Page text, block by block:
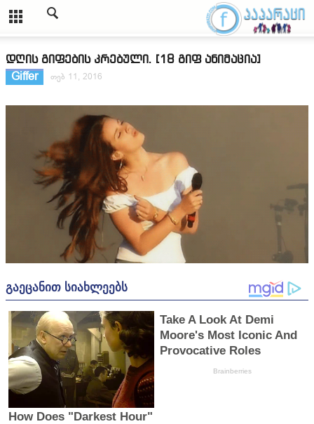
დღის გიფების კრებული. [18 გიფ ანიმაცია]
Giffer
თებ 11, 2016